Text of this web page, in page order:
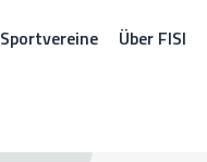
Sportvereine Über FISI